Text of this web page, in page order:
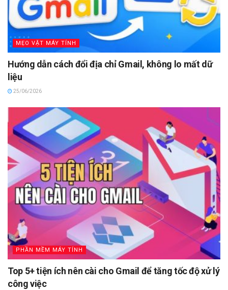
MẸO VẶT MÁY TÍNH
Hướng dẫn cách đổi địa chỉ Gmail, không lo mất dữ
liệu
25/06/2026
PHẦN MỀM MÁY TÍNH
Top 5+ tiện ích nên cài cho Gmail để tăng tốc độ xử lý
công việc